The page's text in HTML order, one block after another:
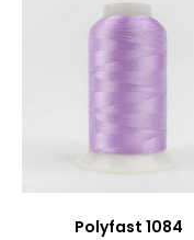
Polyfast 1084